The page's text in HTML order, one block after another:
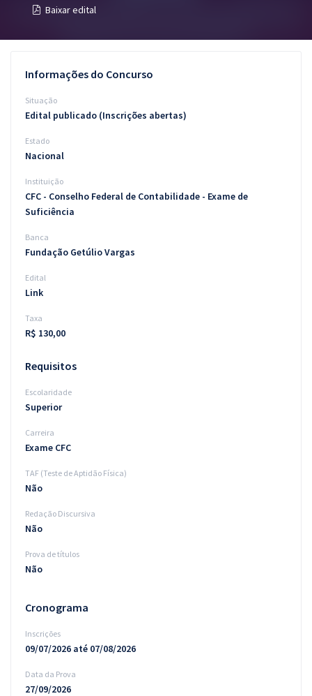
Graduação
OAB
Mentorias
Questões grátis
Blog
Baixar edital
Informações do Concurso
Situação
Edital publicado (Inscrições abertas)
Estado
Nacional
Instituição
CFC - Conselho Federal de Contabilidade - Exame de
Suficiência
Banca
Fundação Getúlio Vargas
Edital
Link
Taxa
R$ 130,00
Requisitos
Escolaridade
Superior
Carreira
Exame CFC
TAF (Teste de Aptidão Física)
Não
Redação Discursiva
Não
Prova de títulos
Não
Cronograma
Inscrições
09/07/2026 até 07/08/2026
Data da Prova
27/09/2026